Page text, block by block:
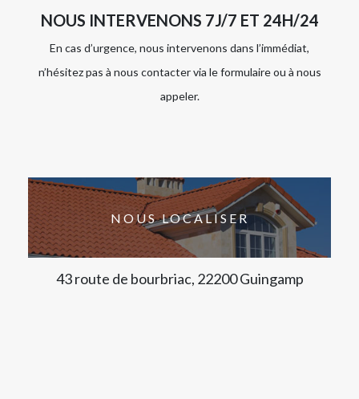
NOUS INTERVENONS 7J/7 ET 24H/24
En cas d’urgence, nous intervenons dans l’immédiat,
n’hésitez pas à nous contacter via le formulaire ou à nous
appeler.
NOUS LOCALISER
43 route de bourbriac, 22200 Guingamp